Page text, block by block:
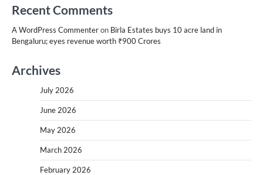
Recent Comments
A WordPress Commenteron Birla Estates buys 10 acre land in
Bengaluru; eyes revenue worth ₹900 Crores
Archives
July 2026
June 2026
May 2026
March 2026
February 2026